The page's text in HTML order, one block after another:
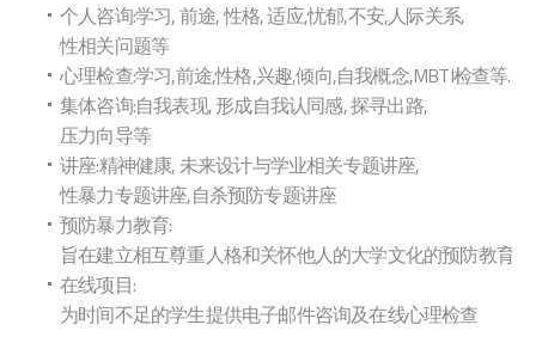
个人咨询:学习, 前途, 性格, 适应,忧郁,不安,人际关系,
性相关问题等
心理检查:学习,前途,性格,兴趣,倾向,自我概念,MBTI检查等.
集体咨询:自我表现, 形成自我认同感, 探寻出路,
压力向导等
讲座:精神健康, 未来设计与学业相关专题讲座,
性暴力专题讲座,自杀预防专题讲座
预防暴力教育:
旨在建立相互尊重人格和关怀他人的大学文化的预防教育
在线项目:
为时间不足的学生提供电子邮件咨询及在线心理检查